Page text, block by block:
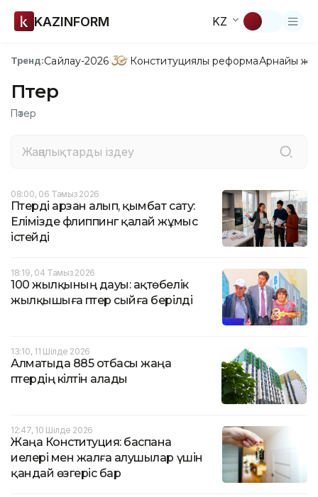
KAZINFORM KZ
Тренд:Сайлау-2026 Конституциялық реформаАрнайы
Пәтер
Пәтер
08:00, 06 Тамыз 2026
Пәтерді арзан алып, қымбат сату:
Елімізде флиппинг қалай жұмыс
істейді
18:19, 04 Тамыз 2026
100 жылқының дауы: ақтөбелік
жылқышыға пәтер сыйға берілді
13:10, 11 Шілде 2026
Алматыда 885 отбасы жаңа
пәтердің кілтін алады
12:47, 10 Шілде 2026
Жаңа Конституция: баспана
иелері мен жалға алушылар үшін
қандай өзгеріс бар